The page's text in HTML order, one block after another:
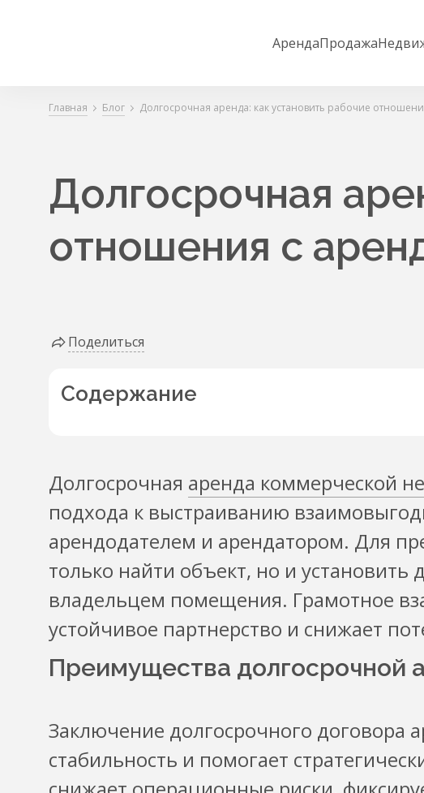
АрендаПродажа
Главная Блог Долгосрочная аренда: как установить рабочие
Долгосрочная
отношения с
Поделиться
Содержание
Долгосрочная аренда коммерческой
подхода к выстраиванию
арендодателем и арендатором. Для
только найти объект, но и установить
владельцем помещения. Грамотное
устойчивое партнерство и снижает
Преимущества долгосрочной
Заключение долгосрочного договора
стабильность и помогает